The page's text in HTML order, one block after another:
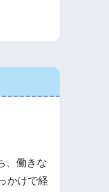
、働きな
かけで経